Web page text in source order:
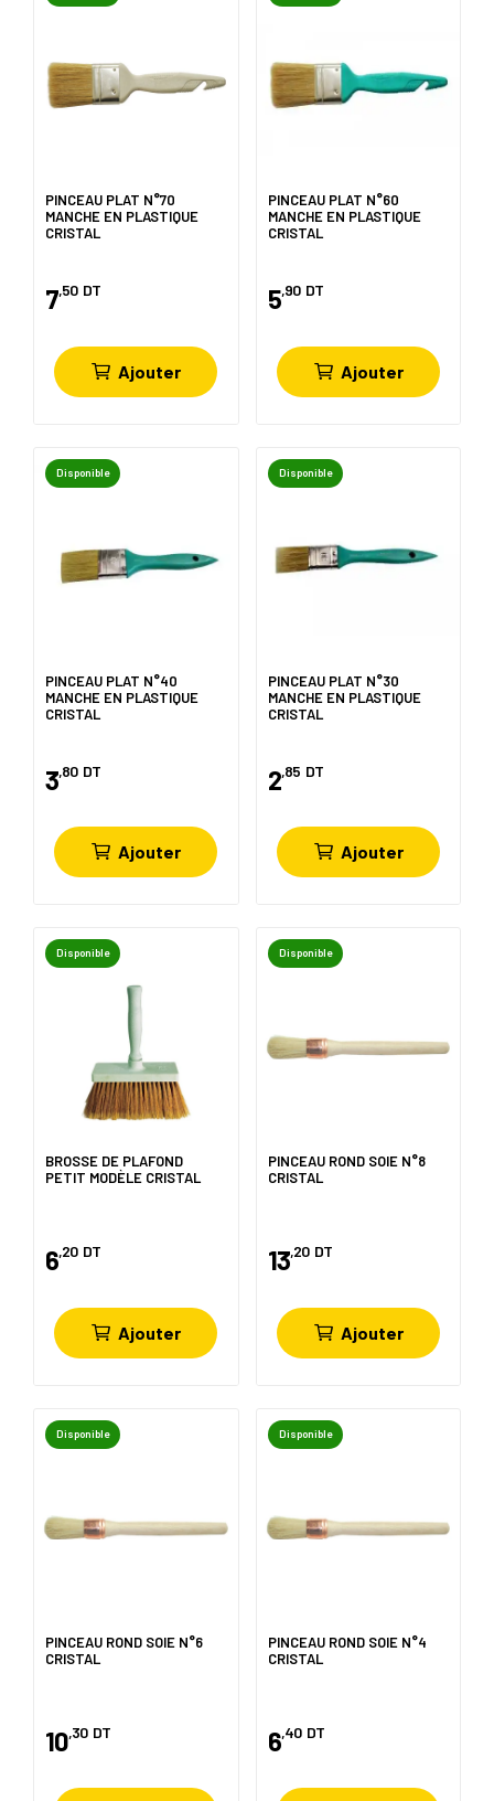
PINCEAU PLAT N°70
MANCHE EN PLASTIQUE
CRISTAL
7,50 DT
Ajouter
PINCEAU PLAT N°60
MANCHE EN PLASTIQUE
CRISTAL
5,90 DT
Ajouter
Disponible
PINCEAU PLAT N°40
MANCHE EN PLASTIQUE
CRISTAL
3,80 DT
Ajouter
Disponible
PINCEAU PLAT N°30
MANCHE EN PLASTIQUE
CRISTAL
2,85 DT
Ajouter
Disponible
BROSSE DE PLAFOND
PETIT MODÈLE CRISTAL
6,20 DT
Ajouter
Disponible
PINCEAU ROND SOIE N°8
CRISTAL
13,20 DT
Ajouter
Disponible
PINCEAU ROND SOIE N°6
CRISTAL
10,30 DT
Disponible
PINCEAU ROND SOIE N°4
CRISTAL
6,40 DT